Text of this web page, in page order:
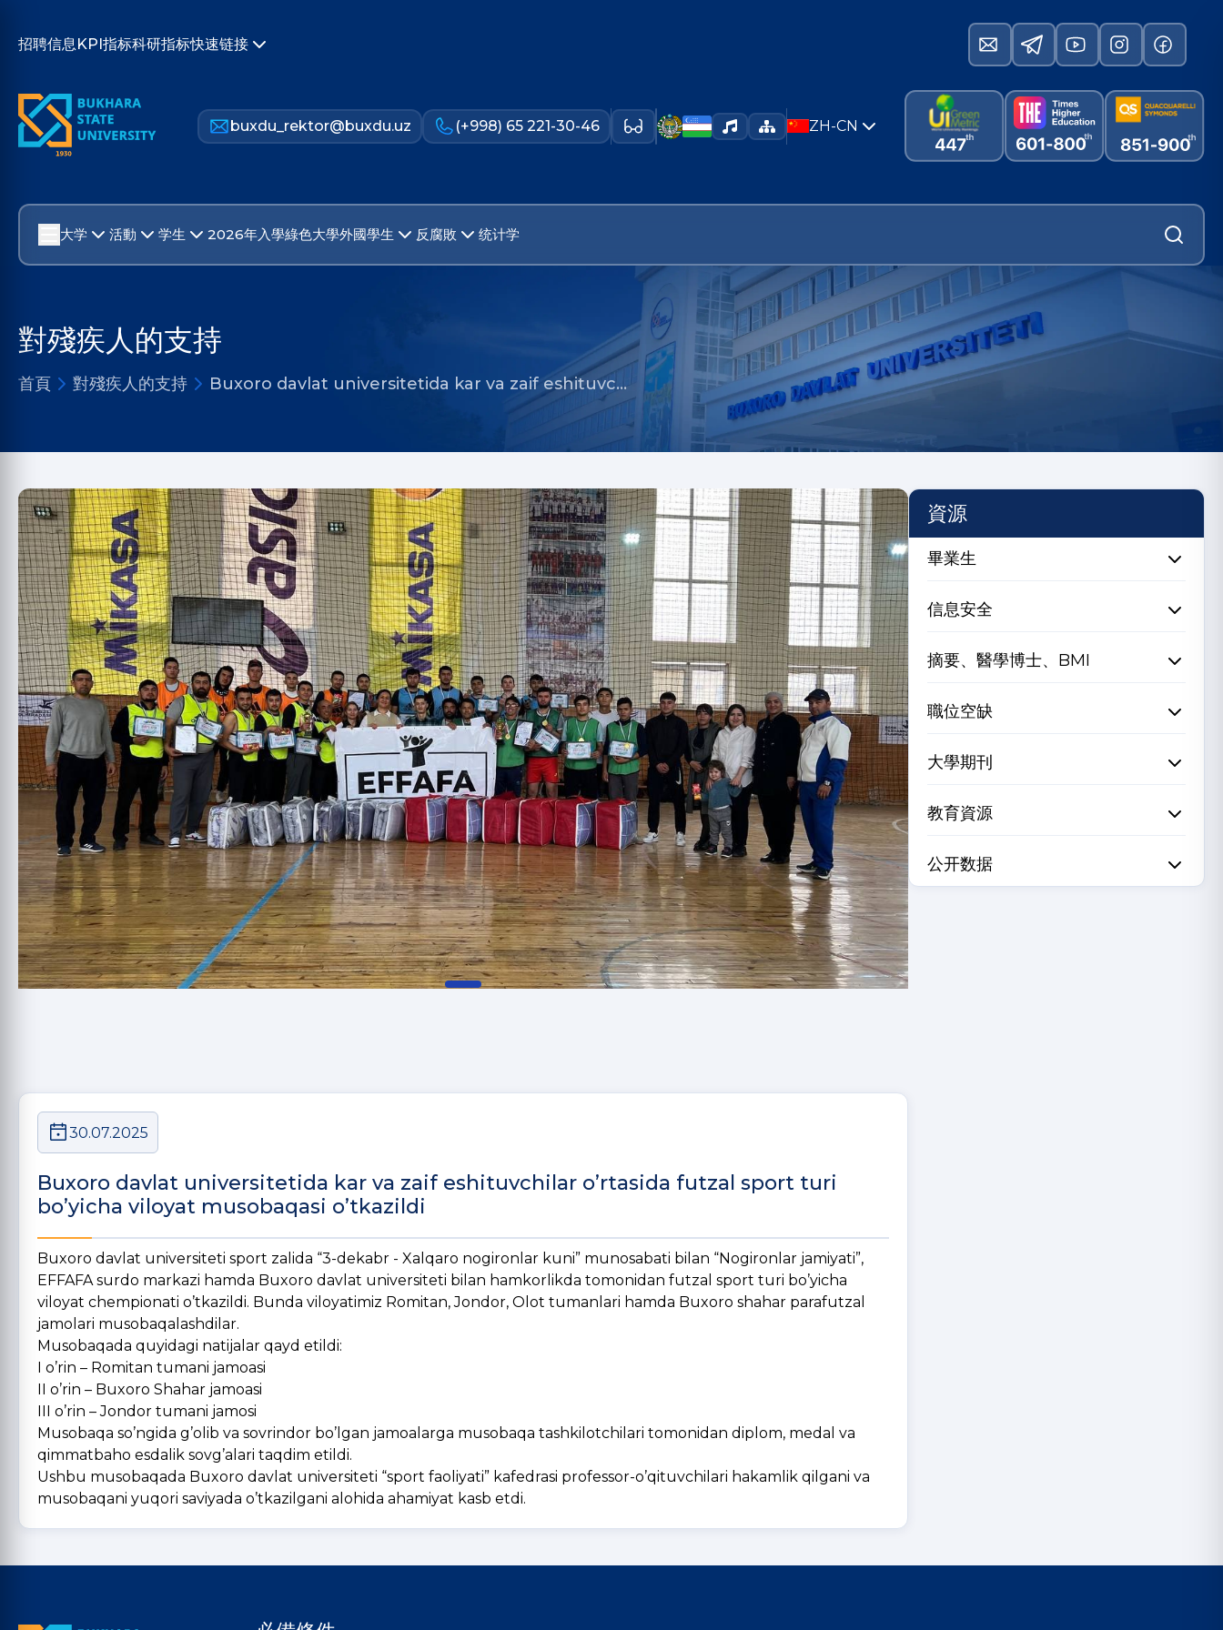
招聘信息KPI指标科研指标快速链接
buxdu_rektor@buxdu.uz (+998) 65 221-30-46 ZH-CN
大学 活動 学生 2026年入學綠色大學外國學生 反腐敗 统计学
對殘疾人的支持
首頁 對殘疾人的支持 Buxoro davlat universitetida kar va zaif eshituvc…
30.07.2025
Buxoro davlat universitetida kar va zaif eshituvchilar o’rtasida futzal sport turi
bo’yicha viloyat musobaqasi o’tkazildi
Buxoro davlat universiteti sport zalida “3-dekabr - Xalqaro nogironlar kuni” munosabati bilan “Nogironlar jamiyati”,
EFFAFA surdo markazi hamda Buxoro davlat universiteti bilan hamkorlikda tomonidan futzal sport turi bo’yicha
viloyat chempionati o’tkazildi. Bunda viloyatimiz Romitan, Jondor, Olot tumanlari hamda Buxoro shahar parafutzal
jamolari musobaqalashdilar.
Musobaqada quyidagi natijalar qayd etildi:
I o’rin – Romitan tumani jamoasi
II o’rin – Buxoro Shahar jamoasi
III o’rin – Jondor tumani jamosi
Musobaqa so’ngida g’olib va sovrindor bo’lgan jamoalarga musobaqa tashkilotchilari tomonidan diplom, medal va
qimmatbaho esdalik sovg’alari taqdim etildi.
Ushbu musobaqada Buxoro davlat universiteti “sport faoliyati” kafedrasi professor-o’qituvchilari hakamlik qilgani va
musobaqani yuqori saviyada o’tkazilgani alohida ahamiyat kasb etdi.
資源
畢業生
信息安全
摘要、醫學博士、BMI
職位空缺
大學期刊
教育資源
公开数据